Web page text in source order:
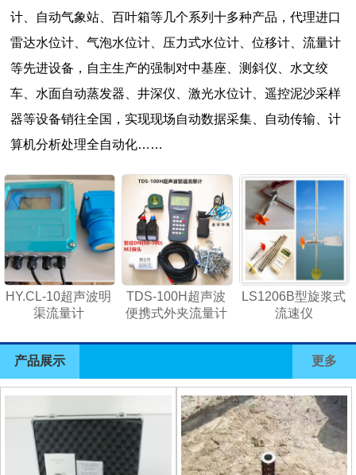
1 2
计、自动气象站、百叶箱等几个系列十多种产品，代理进口
雷达水位计、气泡水位计、压力式水位计、位移计、流量计
等先进设备，自主生产的强制对中基座、测斜仪、水文绞
车、水面自动蒸发器、井深仪、激光水位计、遥控泥沙采样
器等设备销往全国，实现现场自动数据采集、自动传输、计
算机分析处理全自动化……
HY.CL-10超声波明
渠流量计
TDS-100H超声波
便携式外夹流量计
LS1206B型旋浆式
流速仪
产品展示 更多